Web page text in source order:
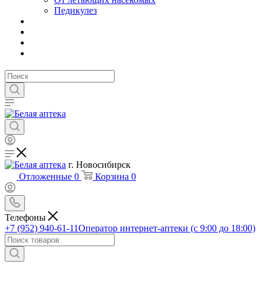
Педикулез
г. Новосибирск
Отложенные 0 Корзина 0
Телефоны
+7 (952) 940-61-11Оператор интернет-аптеки (с 9:00 до 18:00)